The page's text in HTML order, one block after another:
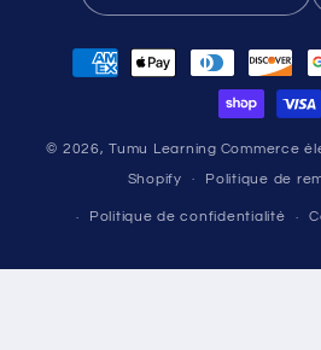
Moyens
© 2026,Tumu Learning Commerce
Shopify Politique de
Politique de confidentialité